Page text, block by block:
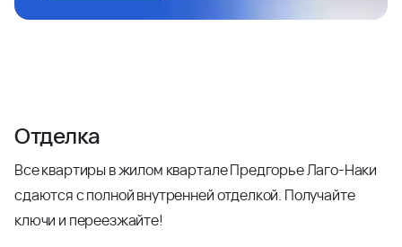
Отделка
Все квартиры в жилом квартале Предгорье Лаго-Наки
сдаются с полной внутренней отделкой. Получайте
ключи и переезжайте!